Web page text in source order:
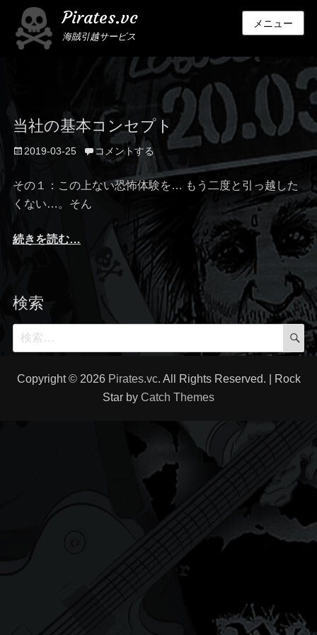
Pirates.vc
海賊引越サービス
メニュー
当社の基本コンセプト
投
日
2019-03-25 コメントする
その１：この上ない恐怖体験を… もう二度と引っ越した
くない…。そん
続きを読む…
検索
検
索
検
索
Copyright © 2026 Pirates.vc. All Rights Reserved. | Rock
Star by Catch Themes